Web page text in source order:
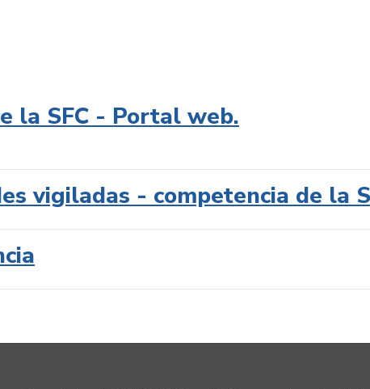
la SFC - Portal web.
vigiladas - competencia de la